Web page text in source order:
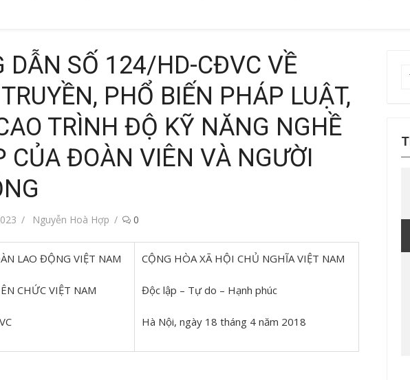
DẪN SỐ 124/HD-CĐVC VỀ
PHỔ BIẾN PHÁP LUẬT,
TRÌNH ĐỘ KỸ NĂNG NGHỀ
CỦA ĐOÀN VIÊN VÀ NGƯỜI
Tác
Nguyễn Hoà Hợp 0
LAO ĐỘNG VIỆT NAM
CHỨC VIỆT NAM
CỘNG HÒA XÃ HỘI CHỦ NGHĨA VIỆT NAM
Độc lập – Tự do – Hạnh phúc
Hà Nội, ngày 18 tháng 4 năm 2018